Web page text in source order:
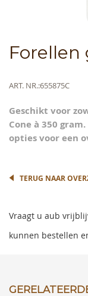
Forellen
Meer
ART. NR.655875C
Geschikt voor
Cone à 350
opties voor een
TERUG NAAR
Vraagt u aub
kunnen bestellen